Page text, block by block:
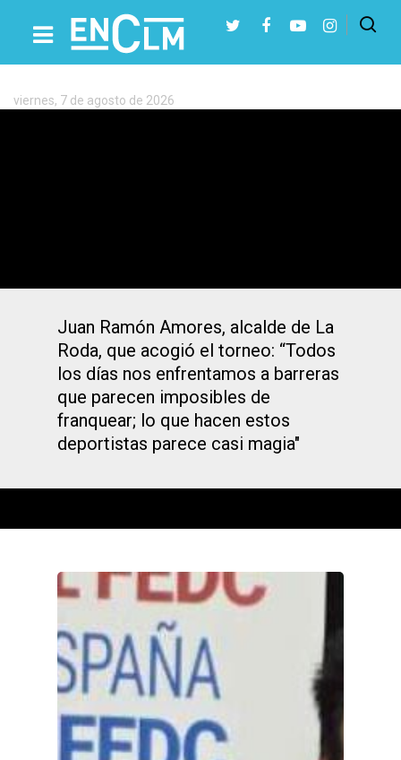
Etiqueta:
Ajedrez
Presiona Intro para buscar o ESC para cerrar
viernes, 7 de agosto de 2026
Juan Ramón Amores, alcalde de La
Roda, que acogió el torneo: “Todos
los días nos enfrentamos a barreras
que parecen imposibles de
franquear; lo que hacen estos
deportistas parece casi magia"